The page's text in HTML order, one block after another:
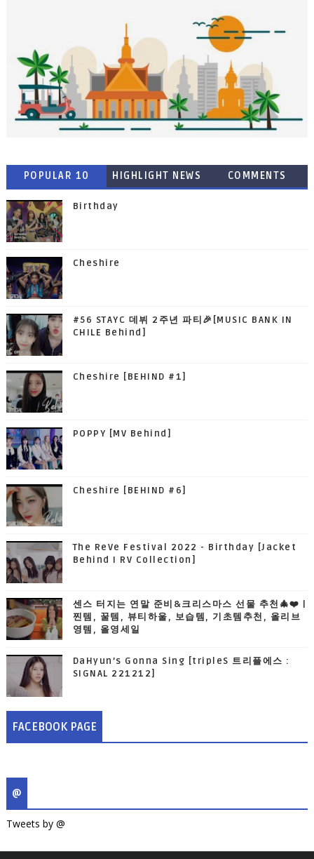
POPULAR 10 HIGHLIGHT NEWS COMMENTS
Birthday
Cheshire
#56 STAYC 데뷔 2주년 파티🎉[MUSIC BANK IN
CHILE Behind]
Cheshire [BEHIND #1]
POPPY [MV Behind]
Cheshire [BEHIND #6]
The ReVe Festival 2022 - Birthday [Jacket
Behind I RV Collection]
센스 터지는 연말 준비&크리스마스 선물 추천🎄❤️ |
찐템, 꿀템, 뷰티하울, 보습템, 기초템추천, 올리브
영템, 올영세일
DaHyun’s Gonna Sing [tripleS 트리플에스 :
SIGNAL 221212]
FACEBOOK PAGE
@
Tweets by @